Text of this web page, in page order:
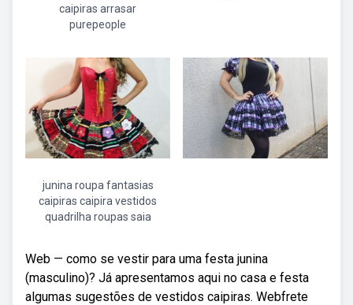
caipiras arrasar
purepeople
junina roupa fantasias
caipiras caipira vestidos
quadrilha roupas saia
Web — como se vestir para uma festa junina
(masculino)? Já apresentamos aqui no casa e festa
algumas sugestões de vestidos caipiras. Webfrete